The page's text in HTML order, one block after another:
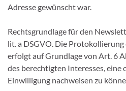
Adresse gewünscht war.
Rechtsgrundlage für den
lit. a DSGVO. Die
erfolgt auf Grundlage von Art. 6
des berechtigten Interesses, eine
Einwilligung nachweisen zu